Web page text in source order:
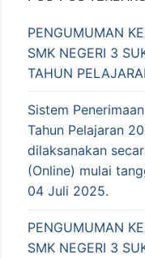
PENGUMUMAN
SMK NEGERI 3
TAHUN
Sistem
Tahun Pelajaran
dilaksanakan
(Online) mulai
04 Juli 2025.
PENGUMUMAN
SMK NEGERI 3